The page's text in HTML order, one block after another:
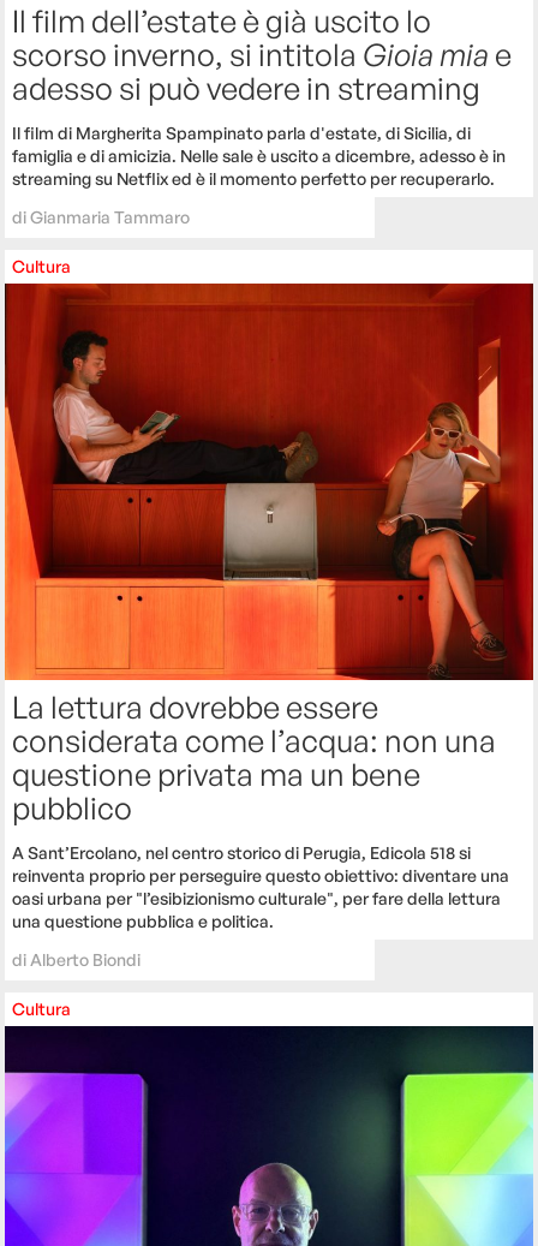
Il film dell’estate è già uscito lo
scorso inverno, si intitola Gioia mia e
adesso si può vedere in streaming
Il film di Margherita Spampinato parla d'estate, di Sicilia, di
famiglia e di amicizia. Nelle sale è uscito a dicembre, adesso è in
streaming su Netflix ed è il momento perfetto per recuperarlo.
diGianmaria Tammaro
Cultura
La lettura dovrebbe essere
considerata come l’acqua: non una
questione privata ma un bene
pubblico
A Sant’Ercolano, nel centro storico di Perugia, Edicola 518 si
reinventa proprio per perseguire questo obiettivo: diventare una
oasi urbana per "l’esibizionismo culturale", per fare della lettura
una questione pubblica e politica.
di Alberto Biondi
Cultura